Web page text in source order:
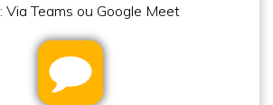
: Via Teams ou Google Meet